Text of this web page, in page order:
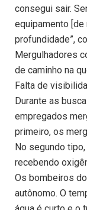
consegui sair.
equipamento
profundidade”,
Mergulhadores
de caminho na
Falta de
Durante as
empregados
primeiro, os
No segundo
recebendo
Os bombeiros
autônomo. O